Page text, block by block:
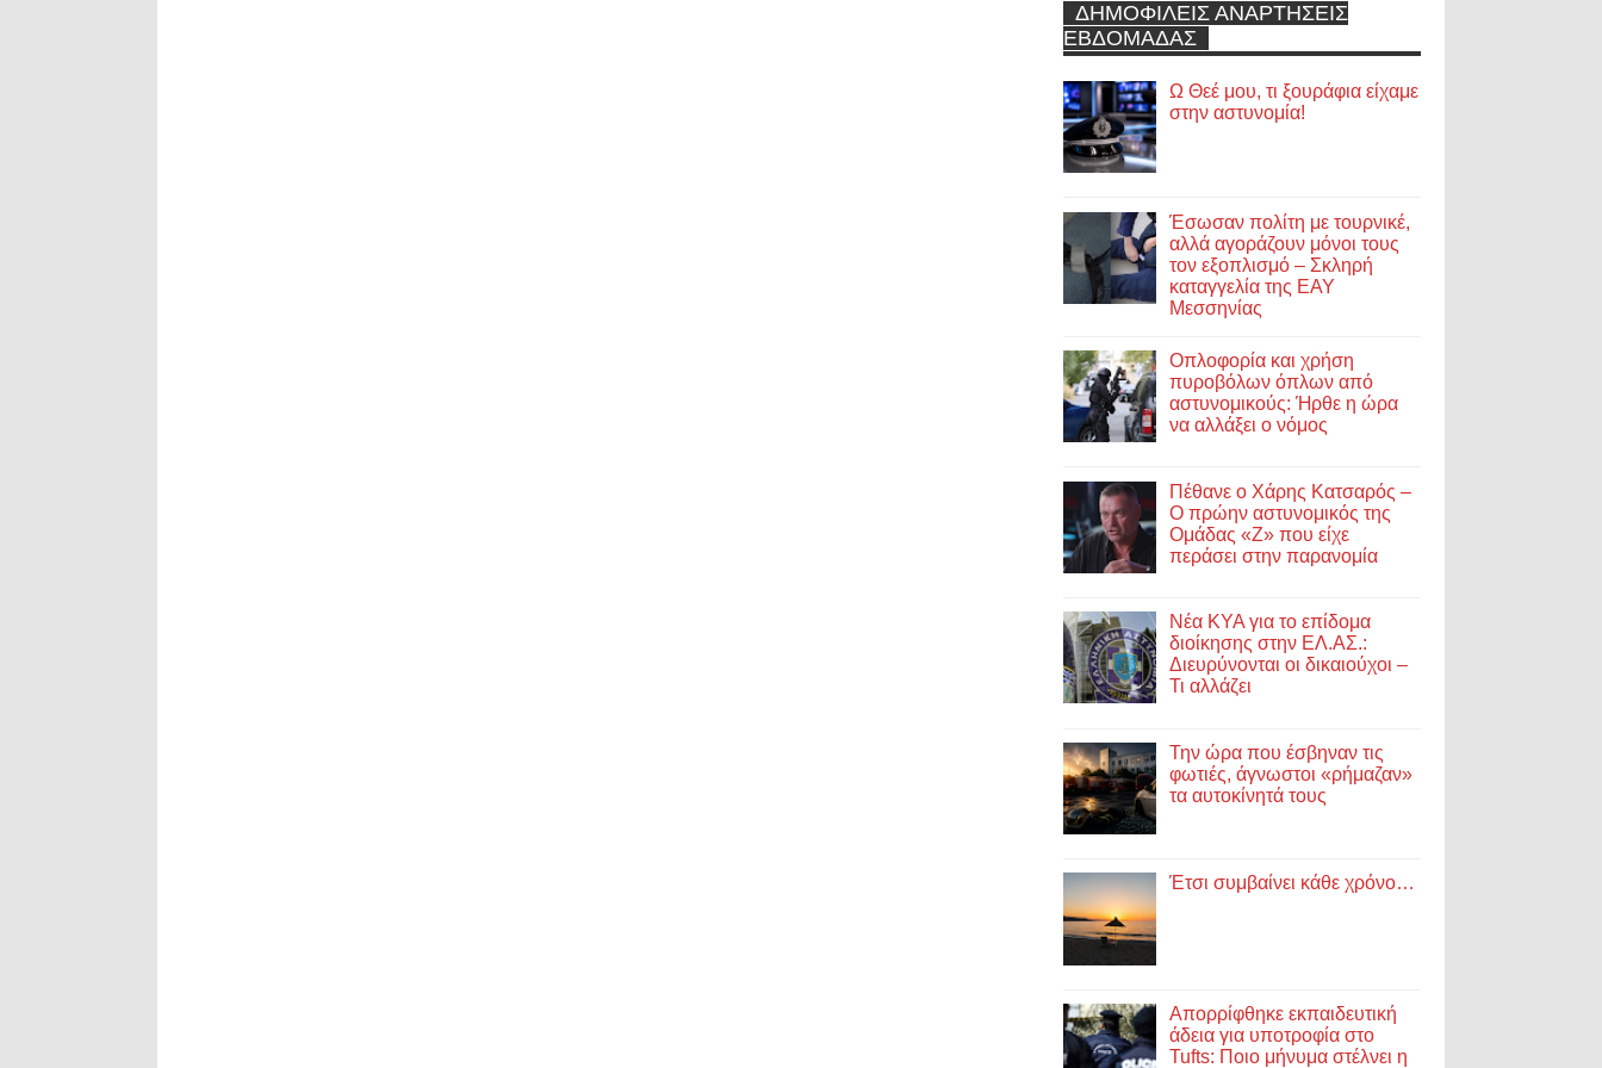
ΔΗΜΟΦΙΛΕΙΣ ΑΝΑΡΤΗΣΕΙΣ
ΕΒΔΟΜΑΔΑΣ
Ω Θεέ μου, τι ξουράφια είχαμε
στην αστυνομία!
Έσωσαν πολίτη με τουρνικέ,
αλλά αγοράζουν μόνοι τους
τον εξοπλισμό – Σκληρή
καταγγελία της ΕΑΥ
Μεσσηνίας
Οπλοφορία και χρήση
πυροβόλων όπλων από
αστυνομικούς: Ήρθε η ώρα
να αλλάξει ο νόμος
Πέθανε ο Χάρης Κατσαρός –
Ο πρώην αστυνομικός της
Ομάδας «Ζ» που είχε
περάσει στην παρανομία
Νέα ΚΥΑ για το επίδομα
διοίκησης στην ΕΛ.ΑΣ.:
Διευρύνονται οι δικαιούχοι –
Τι αλλάζει
Την ώρα που έσβηναν τις
φωτιές, άγνωστοι «ρήμαζαν»
τα αυτοκίνητά τους
Έτσι συμβαίνει κάθε χρόνο…
Απορρίφθηκε εκπαιδευτική
άδεια για υποτροφία στο
Tufts: Ποιο μήνυμα στέλνει η